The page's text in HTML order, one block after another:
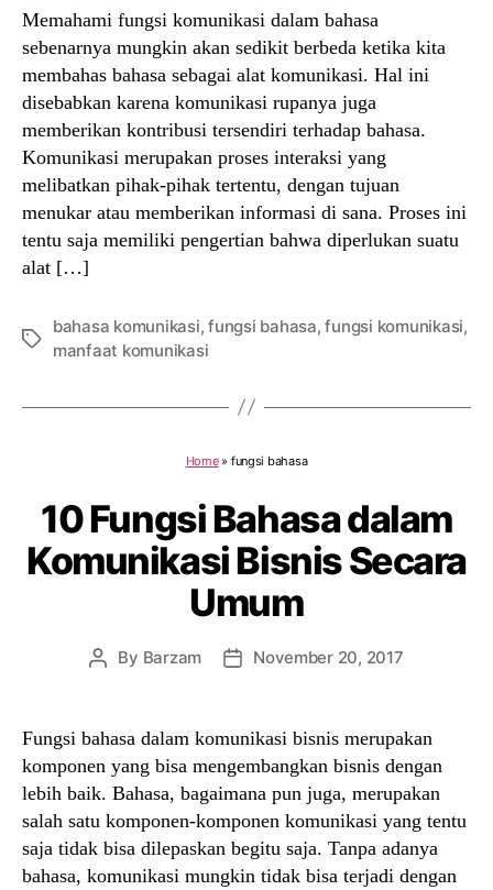
Memahami fungsi komunikasi dalam bahasa
sebenarnya mungkin akan sedikit berbeda ketika kita
membahas bahasa sebagai alat komunikasi. Hal ini
disebabkan karena komunikasi rupanya juga
memberikan kontribusi tersendiri terhadap bahasa.
Komunikasi merupakan proses interaksi yang
melibatkan pihak-pihak tertentu, dengan tujuan
menukar atau memberikan informasi di sana. Proses ini
tentu saja memiliki pengertian bahwa diperlukan suatu
alat […]
Tags
bahasa komunikasi,fungsi bahasa,fungsi komunikasi,
manfaat komunikasi
Home» fungsi bahasa
10 Fungsi Bahasa dalam
Komunikasi Bisnis Secara
Umum
Post
By Barzam
PostNovember 20, 2017
Fungsi bahasa dalam komunikasi bisnis merupakan
komponen yang bisa mengembangkan bisnis dengan
lebih baik. Bahasa, bagaimana pun juga, merupakan
salah satu komponen-komponen komunikasi yang tentu
saja tidak bisa dilepaskan begitu saja. Tanpa adanya
bahasa, komunikasi mungkin tidak bisa terjadi dengan